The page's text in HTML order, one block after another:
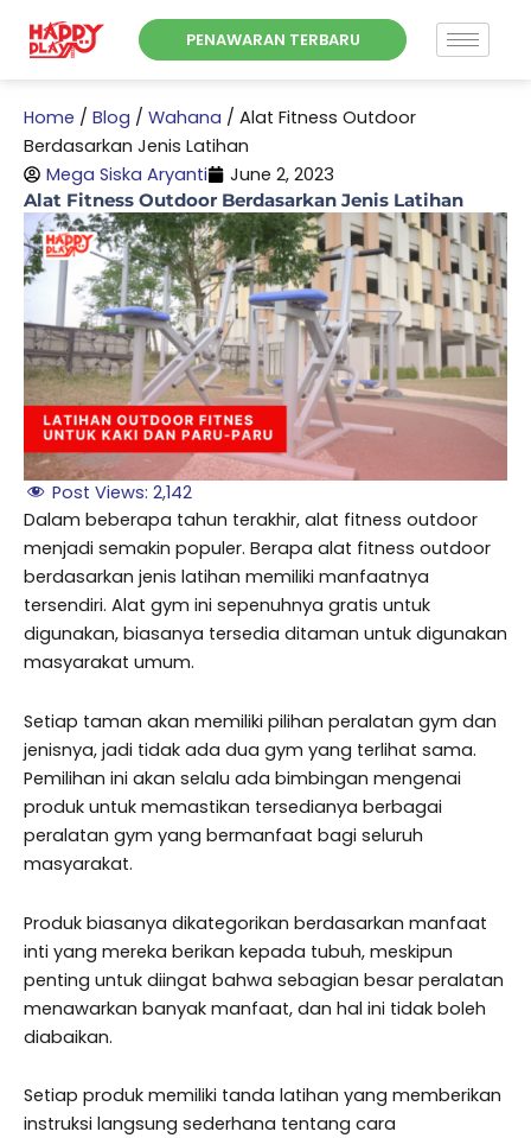
PENAWARAN TERBARU
Home / Blog / Wahana / Alat Fitness Outdoor
Berdasarkan Jenis Latihan
Mega Siska Aryanti
June 2, 2023
Alat Fitness Outdoor Berdasarkan Jenis Latihan
Post Views: 2,142
Dalam beberapa tahun terakhir, alat fitness outdoor
menjadi semakin populer. Berapa alat fitness outdoor
berdasarkan jenis latihan memiliki manfaatnya
tersendiri. Alat gym ini sepenuhnya gratis untuk
digunakan, biasanya tersedia ditaman untuk digunakan
masyarakat umum.
Setiap taman akan memiliki pilihan peralatan gym dan
jenisnya, jadi tidak ada dua gym yang terlihat sama.
Pemilihan ini akan selalu ada bimbingan mengenai
produk untuk memastikan tersedianya berbagai
peralatan gym yang bermanfaat bagi seluruh
masyarakat.
Produk biasanya dikategorikan berdasarkan manfaat
inti yang mereka berikan kepada tubuh, meskipun
penting untuk diingat bahwa sebagian besar peralatan
menawarkan banyak manfaat, dan hal ini tidak boleh
diabaikan.
Setiap produk memiliki tanda latihan yang memberikan
instruksi langsung sederhana tentang cara